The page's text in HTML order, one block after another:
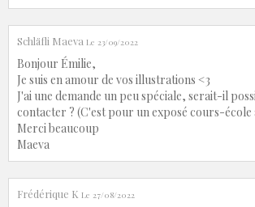
Schläfli Maeva Le 23/09/2022
Bonjour Émilie,
Je suis en amour de vos illustrations <3
J'ai une demande un peu spéciale, serait-il
contacter ? (C'est pour un exposé cours-
Merci beaucoup
Maeva
Frédérique K Le 27/08/2022